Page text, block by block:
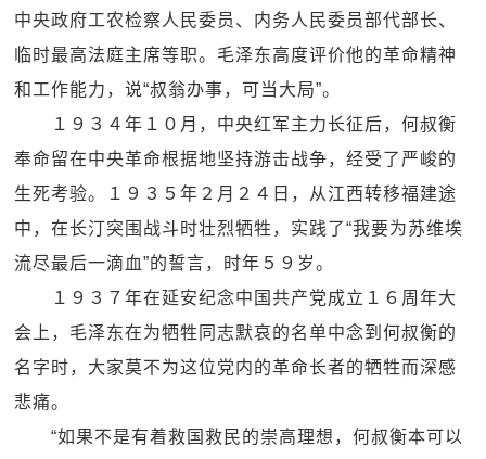
中央政府工农检察人民委员、内务人民委员部代部长、
临时最高法庭主席等职。毛泽东高度评价他的革命精神
和工作能力，说“叔翁办事，可当大局”。
１９３４年１０月，中央红军主力长征后，何叔衡
奉命留在中央革命根据地坚持游击战争，经受了严峻的
生死考验。１９３５年２月２４日，从江西转移福建途
中，在长汀突围战斗时壮烈牺牲，实践了“我要为苏维埃
流尽最后一滴血”的誓言，时年５９岁。
１９３７年在延安纪念中国共产党成立１６周年大
会上，毛泽东在为牺牲同志默哀的名单中念到何叔衡的
名字时，大家莫不为这位党内的革命长者的牺牲而深感
悲痛。
“如果不是有着救国救民的崇高理想，何叔衡本可以